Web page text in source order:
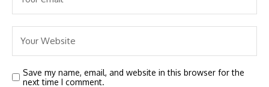
Save my name, email, and website in this browser for the
next time I comment.